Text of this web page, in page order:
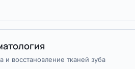
и восстановление тканей зуба